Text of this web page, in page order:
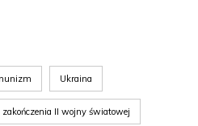
Ukraina
zakończenia II wojny światowej